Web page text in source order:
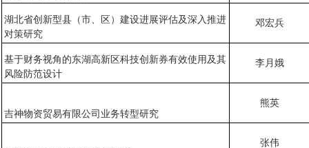
湖北省创新型县（市、区）建设进展评估及深入推进
对策研究
邓宏兵
基于财务视角的东湖高新区科技创新券有效使用及其
风险防范设计
李月娥
吉神物资贸易有限公司业务转型研究
熊英
张伟